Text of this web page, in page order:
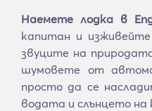
Наемете лодка в
капитан и
звуците на
шумовете от
просто да се
водата и слънцето на